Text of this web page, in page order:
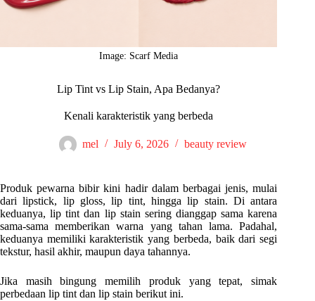
Image: Scarf Media
Lip Tint vs Lip Stain, Apa Bedanya?
Kenali karakteristik yang berbeda
mel July 6, 2026 beauty review
Produk pewarna bibir kini hadir dalam berbagai jenis, mulai
dari lipstick, lip gloss, lip tint, hingga lip stain. Di antara
keduanya, lip tint dan lip stain sering dianggap sama karena
sama-sama memberikan warna yang tahan lama. Padahal,
keduanya memiliki karakteristik yang berbeda, baik dari segi
tekstur, hasil akhir, maupun daya tahannya.
Jika masih bingung memilih produk yang tepat, simak
perbedaan lip tint dan lip stain berikut ini.